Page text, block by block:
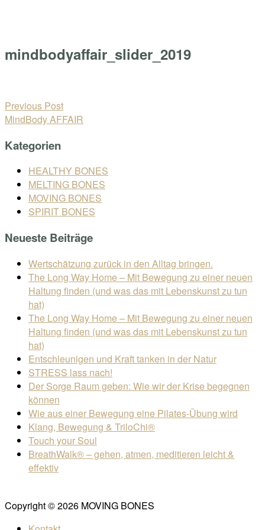
mindbodyaffair_slider_2019
Beitragsnavigation
Previous Post
MindBody AFFAIR
Kategorien
HEALTHY BONES
MELTING BONES
MOVING BONES
SPIRIT BONES
Neueste Beiträge
Wertschätzung zurück in den Alltag bringen.
The Long Way Home – Mit Bewegung zu einer neuen
Haltung finden (und was das mit Lebenskunst zu tun
hat)
The Long Way Home – Mit Bewegung zu einer neuen
Haltung finden (und was das mit Lebenskunst zu tun
hat)
Entschleunigen und Kraft tanken in der Natur
STRESS lass nach!
Der Sorge Raum geben: Wie wir der Krise begegnen
können
Wie aus einer Bewegung eine Pilates-Übung wird
Klang, Bewegung & TriloChi®
Touch your Soul
BreathWalk® – gehen, atmen, meditieren leicht &
effektiv
Copyright © 2026 MOVING BONES